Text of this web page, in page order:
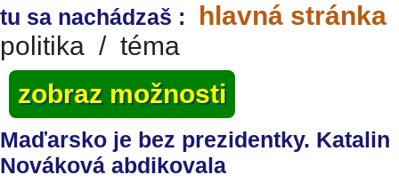
tu sa nachádzaš : hlavná stránka
politika / téma
zobraz možnosti
Maďarsko je bez prezidentky. Katalin
Nováková abdikovala